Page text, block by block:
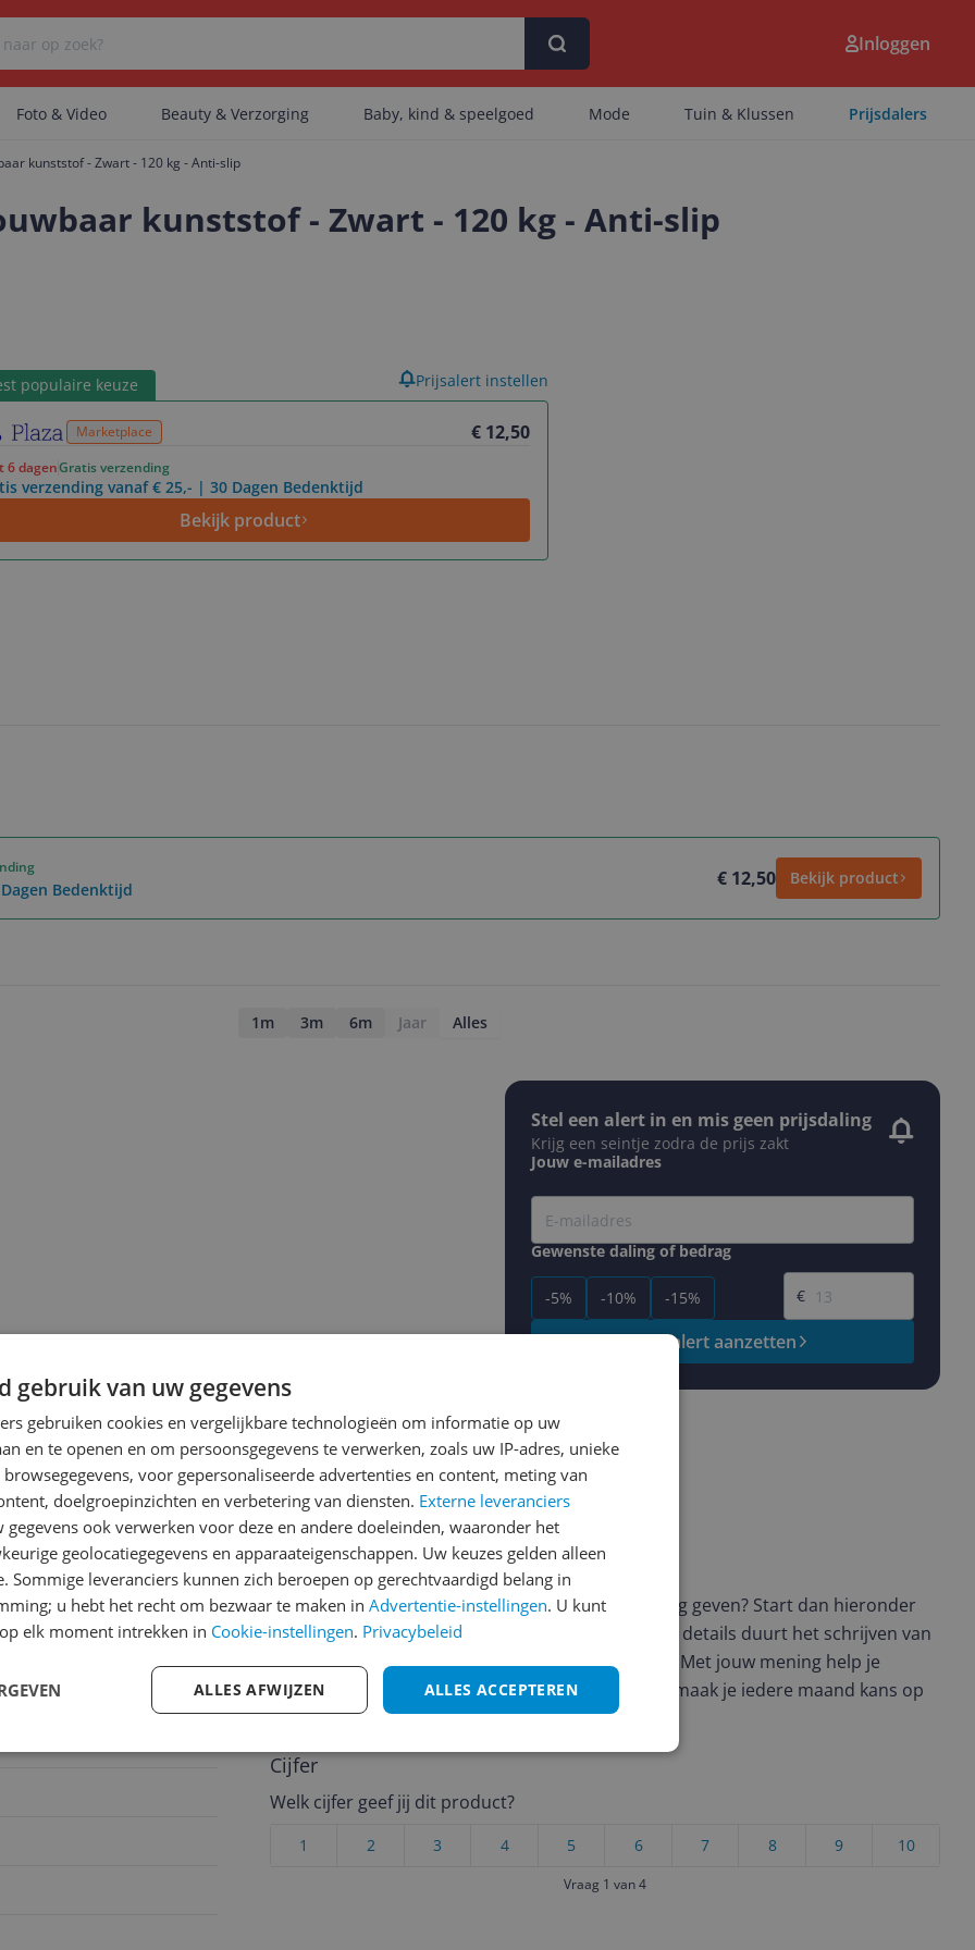
Er zijn geen categorieën gevonden.
Er zijn geen artikelen gevonden.
Inloggen
Foto & Video Beauty & Verzorging Baby, kind & speelgoed Mode Tuin & Klussen Prijsdalers
kunststof - Zwart - 120 kg - Anti-slip
kunststof - Zwart - 120 kg - Anti-slip
populaire keuze
Marketplace € 12,50
6 dagenGratis verzending
verzending vanaf € 25,- | 30 Dagen Bedenktijd
Bekijk product
Prijsalert instellen
Bedenktijd € 12,50 Bekijk product
1m 3m 6m Jaar Alles
Stel een alert in en mis geen prijsdaling
Krijg een seintje zodra de prijs zakt
Jouw e-mailadres
Gewenste daling of bedrag
-5% -10% -15%
Gewenste prijs
€
Prijsalert aanzetten
Reviews
Er zijn nog geen reviews geschreven
Heb jij dit product in bezit en wil je graag je mening geven? Start dan hieronder
met het schrijven van je review. Afhankelijk van de details duurt het schrijven van
een review gemiddeld tussen de 3 en 10 minuten. Met jouw mening help je
andere bezoekers een betere keuze te maken én maak je iedere maand kans op
€250,-!Klik hier voor de actievoorwaarden.
Cijfer
Welk cijfer geef jij dit product?
10
9
8
7
6
5
4
3
2
1
Vraag 1 van 4
gebruik van uw gegevens
gebruiken cookies en vergelijkbare technologieën om informatie op uw
en te openen en om persoonsgegevens te verwerken, zoals uw IP-adres, unieke
voor gepersonaliseerde advertenties en content, meting van
doelgroepinzichten en verbetering van diensten. Externe leveranciers
gegevens ook verwerken voor deze en andere doeleinden, waaronder het
geolocatiegegevens en apparaateigenschappen. Uw keuzes gelden alleen
Sommige leveranciers kunnen zich beroepen op gerechtvaardigd belang in
u hebt het recht om bezwaar te maken in Advertentie-instellingen. U kunt
elk moment intrekken in Cookie-instellingen. Privacybeleid
ALLES ACCEPTEREN
ALLES AFWIJZEN